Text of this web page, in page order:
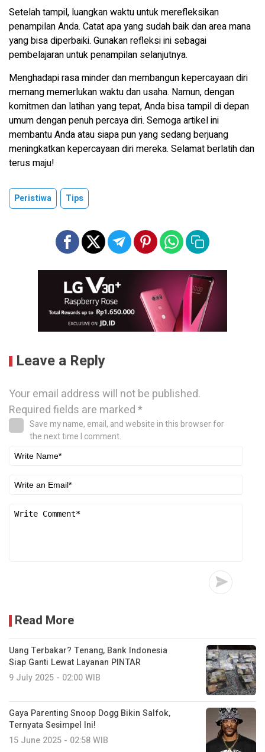
Setelah tampil, luangkan waktu untuk merefleksikan
penampilan Anda. Catat apa yang sudah baik dan area mana
yang bisa diperbaiki. Gunakan refleksi ini sebagai
pembelajaran untuk penampilan selanjutnya.
Menghadapi rasa minder dan membangun kepercayaan diri
memang memerlukan waktu dan usaha. Namun, dengan
komitmen dan latihan yang tepat, Anda bisa tampil di depan
umum dengan penuh percaya diri. Semoga artikel ini
membantu Anda atau siapa pun yang sedang berjuang
meningkatkan kepercayaan diri mereka. Selamat berlatih dan
terus maju!
Peristiwa Tips
Leave a Reply
Your email address will not be published.
Required fields are marked*
Save my name, email, and website in this browser for
the next time I comment.
Read More
Uang Terbakar? Tenang, Bank Indonesia
Siap Ganti Lewat Layanan PINTAR
9 July 2025 - 02:00 WIB
Gaya Parenting Snoop Dogg Bikin Salfok,
Ternyata Sesimpel Ini!
15 June 2025 - 02:58 WIB